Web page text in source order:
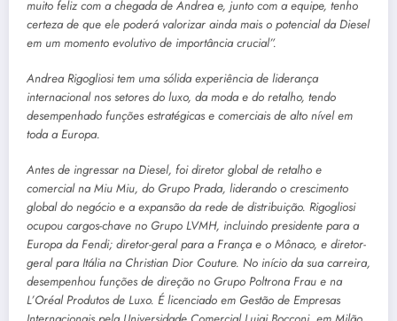
muito feliz com a chegada de Andrea e, junto com a equipe, tenho
certeza de que ele poderá valorizar ainda mais o potencial da Diesel
em um momento evolutivo de importância crucial”.
Andrea Rigogliosi tem uma sólida experiência de liderança
internacional nos setores do luxo, da moda e do retalho, tendo
desempenhado funções estratégicas e comerciais de alto nível em
toda a Europa.
Antes de ingressar na Diesel, foi diretor global de retalho e
comercial na Miu Miu, do Grupo Prada, liderando o crescimento
global do negócio e a expansão da rede de distribuição. Rigogliosi
ocupou cargos-chave no Grupo LVMH, incluindo presidente para a
Europa da Fendi; diretor-geral para a França e o Mônaco, e diretor-
geral para Itália na Christian Dior Couture. No início da sua carreira,
desempenhou funções de direção no Grupo Poltrona Frau e na
L’Oréal Produtos de Luxo. É licenciado em Gestão de Empresas